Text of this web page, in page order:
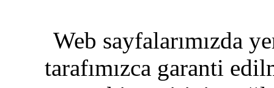
Web sayfalarımızda
tarafımızca garanti